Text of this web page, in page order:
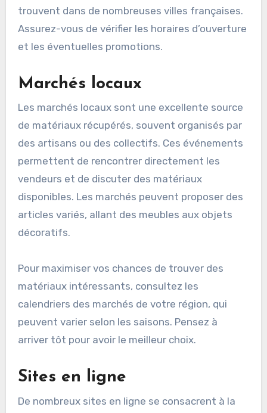
trouvent dans de nombreuses villes françaises.
Assurez-vous de vérifier les horaires d’ouverture
et les éventuelles promotions.
Marchés locaux
Les marchés locaux sont une excellente source
de matériaux récupérés, souvent organisés par
des artisans ou des collectifs. Ces événements
permettent de rencontrer directement les
vendeurs et de discuter des matériaux
disponibles. Les marchés peuvent proposer des
articles variés, allant des meubles aux objets
décoratifs.
Pour maximiser vos chances de trouver des
matériaux intéressants, consultez les
calendriers des marchés de votre région, qui
peuvent varier selon les saisons. Pensez à
arriver tôt pour avoir le meilleur choix.
Sites en ligne
De nombreux sites en ligne se consacrent à la